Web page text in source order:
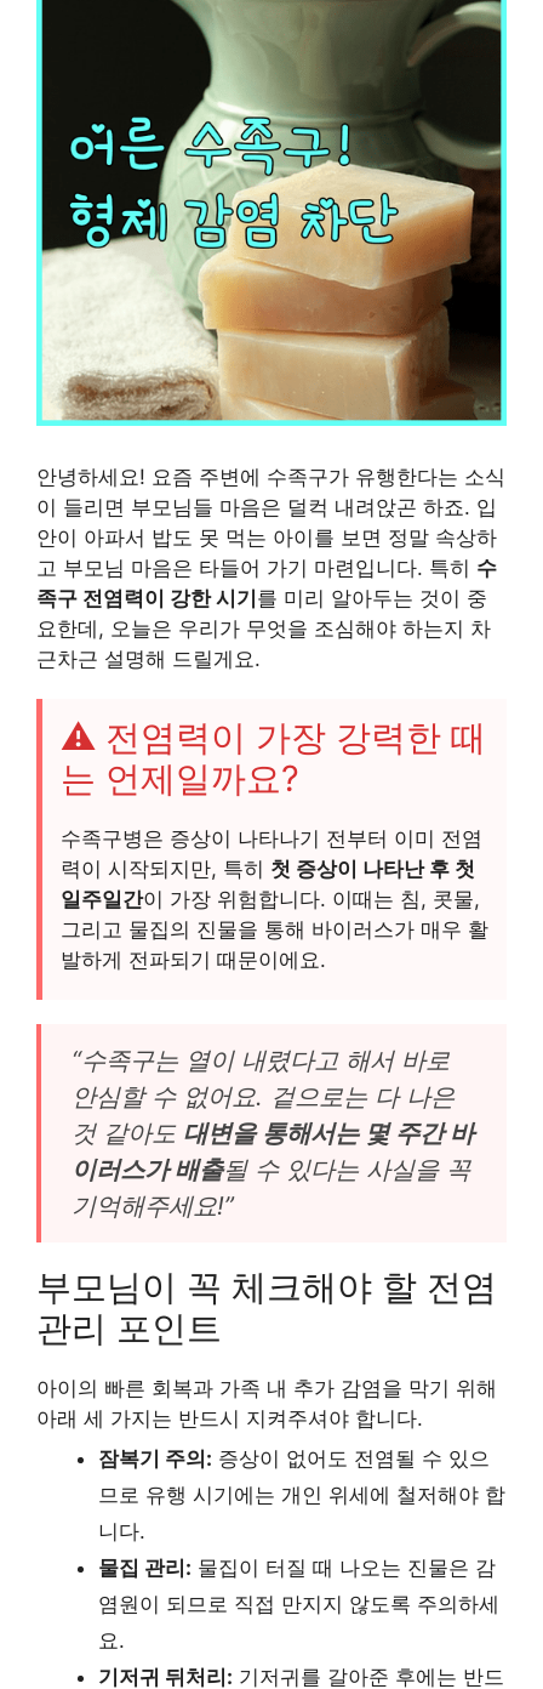
안녕하세요! 요즘 주변에 수족구가 유행한다는 소식
이 들리면 부모님들 마음은 덜컥 내려앉곤 하죠. 입
안이 아파서 밥도 못 먹는 아이를 보면 정말 속상하
고 부모님 마음은 타들어 가기 마련입니다. 특히 수
족구 전염력이 강한 시기를 미리 알아두는 것이 중
요한데, 오늘은 우리가 무엇을 조심해야 하는지 차
근차근 설명해 드릴게요.
⚠️ 전염력이 가장 강력한 때
는 언제일까요?
수족구병은 증상이 나타나기 전부터 이미 전염
력이 시작되지만, 특히 첫 증상이 나타난 후 첫
일주일간이 가장 위험합니다. 이때는 침, 콧물,
그리고 물집의 진물을 통해 바이러스가 매우 활
발하게 전파되기 때문이에요.
“수족구는 열이 내렸다고 해서 바로
안심할 수 없어요. 겉으로는 다 나은
것 같아도 대변을 통해서는 몇 주간 바
이러스가 배출될 수 있다는 사실을 꼭
기억해주세요!”
부모님이 꼭 체크해야 할 전염
관리 포인트
아이의 빠른 회복과 가족 내 추가 감염을 막기 위해
아래 세 가지는 반드시 지켜주셔야 합니다.
잠복기 주의: 증상이 없어도 전염될 수 있으
므로 유행 시기에는 개인 위세에 철저해야 합
니다.
물집 관리: 물집이 터질 때 나오는 진물은 감
염원이 되므로 직접 만지지 않도록 주의하세
요.
기저귀 뒤처리: 기저귀를 갈아준 후에는 반드